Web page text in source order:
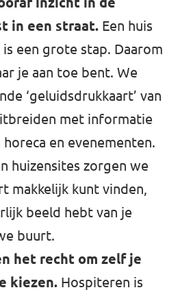
in een straat. Een huis
een grote stap. Daarom
je aan toe bent. We
‘geluidsdrukkaart’ van
met informatie
en evenementen.
huizensites zorgen we
makkelijk kunt vinden,
beeld hebt van je
buurt.
het recht om zelf je
kiezen. Hospiteren is